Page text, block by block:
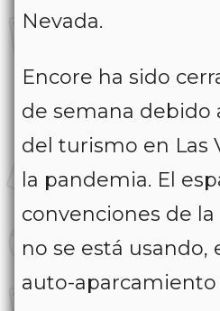
Nevada.
Encore ha sido
de semana debido
del turismo en Las
la pandemia. El
convenciones de
no se está usando,
auto-aparcamiento